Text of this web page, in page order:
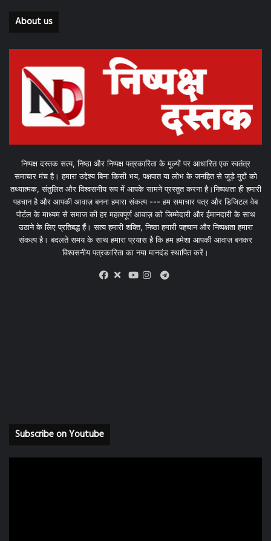
About us
निष्पक्ष दस्तक सत्य, निष्ठा और निष्पक्ष पत्रकारिता के मूल्यों पर आधारित एक स्वतंत्र
समाचार मंच है। हमारा उद्देश्य बिना किसी भय, पक्षपात या लोभ के जनहित से जुड़े मुद्दों को
तथ्यात्मक, संतुलित और विश्वसनीय रूप में आपके सामने प्रस्तुत करना है।निष्पक्षता ही हमारी
पहचान है और आपकी आवाज़ बनना हमारा संकल्प --- हम समाचार पत्र और डिजिटल वेब
पोर्टल के माध्यम से समाज की हर महत्वपूर्ण आवाज़ को जिम्मेदारी और ईमानदारी के साथ
उठाने के लिए प्रतिबद्ध हैं। सत्य हमारी शक्ति, निष्ठा हमारी पहचान और निष्पक्षता हमारा
संकल्प है। बदलते समय के साथ हमारा प्रयास है कि हम हमेशा आपकी आवाज़ बनकर
विश्वसनीय पत्रकारिता का नया मानदंड स्थापित करें।
X
Telegram
Subscribe on Youtube